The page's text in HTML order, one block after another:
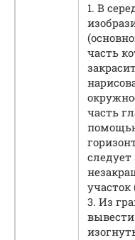
1. В
часть
часть
участок
3. Из